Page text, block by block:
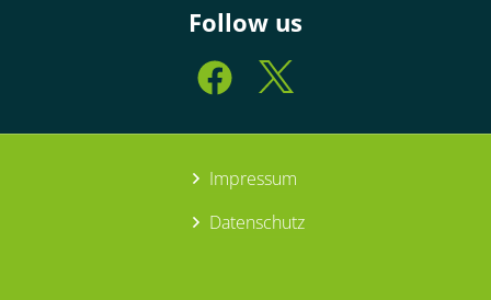
Follow us
Impressum
Datenschutz